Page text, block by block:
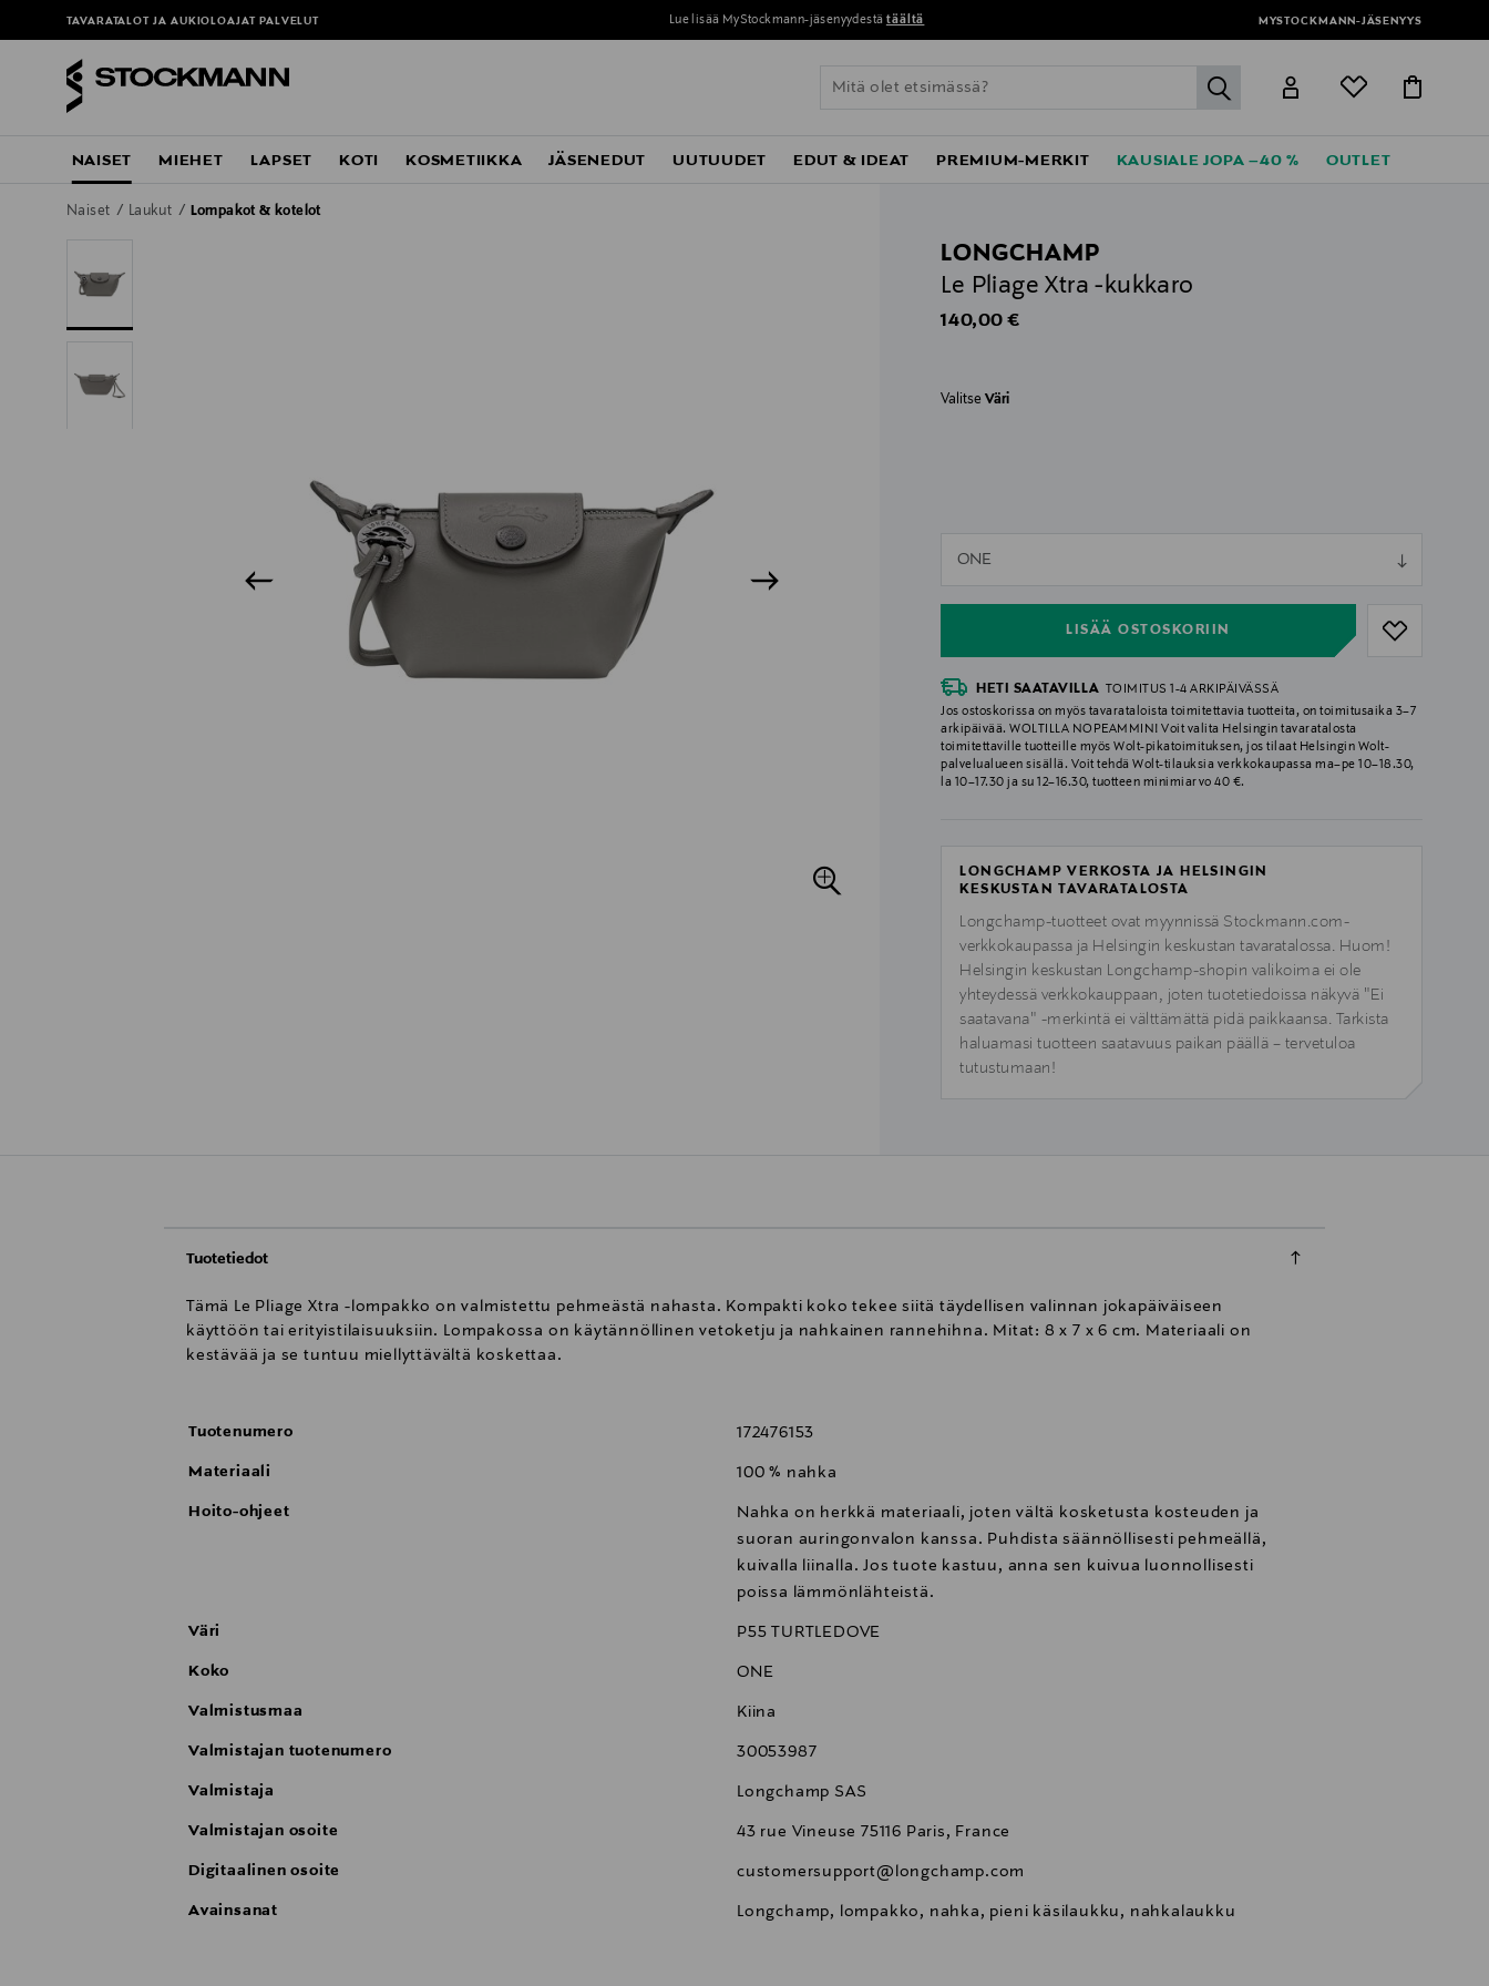
TAVARATALOT JA AUKIOLOAJAT PALVELUT Lue lisää MyStockmann-jäsenyydestä täältä MYSTOCKMANN-JÄSENYYS
label.header.go
NAISET MIEHET LAPSET KOTI KOSMETIIKKA JÄSENEDUT UUTUUDET EDUT & IDEAT PREMIUM-MERKIT KAUSIALE JOPA –40 % OUTLET
Naiset Laukut Lompakot & kotelot
LONGCHAMP
Le Pliage Xtra -kukkaro
Original Price
140,00 €
ValitseVäri
ONE
LISÄÄ OSTOSKORIIN
null
HETI SAATAVILLA
TOIMITUS 1-4 ARKIPÄIVÄSSÄ
Jos ostoskorissa on myös tavarataloista toimitettavia tuotteita, on toimitusaika 3–7
arkipäivää. WOLTILLA NOPEAMMIN! Voit valita Helsingin tavaratalosta
toimitettaville tuotteille myös Wolt-pikatoimituksen, jos tilaat Helsingin Wolt-
palvelualueen sisällä. Voit tehdä Wolt-tilauksia verkkokaupassa ma–pe 10–18.30,
la 10–17.30 ja su 12–16.30, tuotteen minimiarvo 40 €.
LONGCHAMP VERKOSTA JA HELSINGIN
KESKUSTAN TAVARATALOSTA
Longchamp-tuotteet ovat myynnissä Stockmann.com-
verkkokaupassa ja Helsingin keskustan tavaratalossa. Huom!
Helsingin keskustan Longchamp-shopin valikoima ei ole
yhteydessä verkkokauppaan, joten tuotetiedoissa näkyvä "Ei
saatavana" -merkintä ei välttämättä pidä paikkaansa. Tarkista
haluamasi tuotteen saatavuus paikan päällä – tervetuloa
tutustumaan!
Tuotetiedot
Tämä Le Pliage Xtra -lompakko on valmistettu pehmeästä nahasta. Kompakti koko tekee siitä täydellisen valinnan jokapäiväiseen
käyttöön tai erityistilaisuuksiin. Lompakossa on käytännöllinen vetoketju ja nahkainen rannehihna. Mitat: 8 x 7 x 6 cm. Materiaali on
kestävää ja se tuntuu miellyttävältä koskettaa.
Tuotenumero 172476153
Materiaali 100 % nahka
Hoito-ohjeet
Nahka on herkkä materiaali, joten vältä kosketusta kosteuden ja
suoran auringonvalon kanssa. Puhdista säännöllisesti pehmeällä,
kuivalla liinalla. Jos tuote kastuu, anna sen kuivua luonnollisesti
poissa lämmönlähteistä.
Väri P55 TURTLEDOVE
Koko ONE
Valmistusmaa Kiina
Valmistajan tuotenumero 30053987
Valmistaja Longchamp SAS
Valmistajan osoite 43 rue Vineuse 75116 Paris, France
Digitaalinen osoite customersupport@longchamp.com
Avainsanat Longchamp, lompakko, nahka, pieni käsilaukku, nahkalaukku